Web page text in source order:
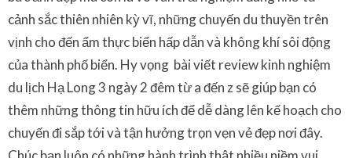
cảnh sắc thiên nhiên kỳ vĩ, những chuyến du thuyền trên
vịnh cho đến ẩm thực biển hấp dẫn và không khí sôi động
của thành phố biển. Hy vọng bài viết review kinh nghiệm
du lịch Hạ Long 3 ngày 2 đêm từ a đến z sẽ giúp bạn có
thêm những thông tin hữu ích để dễ dàng lên kế hoạch cho
chuyến đi sắp tới và tận hưởng trọn vẹn vẻ đẹp nơi đây.